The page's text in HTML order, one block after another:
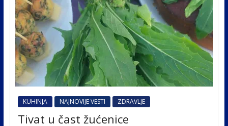
KUHINJA NAJNOVIJE VESTI ZDRAVLJE
Tivat u čast žućenice